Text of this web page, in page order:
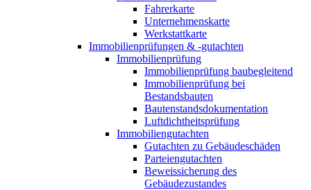
Fahrerkarte
Unternehmenskarte
Werkstattkarte
Immobilienprüfungen & -gutachten
Immobilienprüfung
Immobilienprüfung baubegleitend
Immobilienprüfung bei
Bestandsbauten
Bautenstandsdokumentation
Luftdichtheitsprüfung
Immobiliengutachten
Gutachten zu Gebäudeschäden
Parteiengutachten
Beweissicherung des
Gebäudezustandes